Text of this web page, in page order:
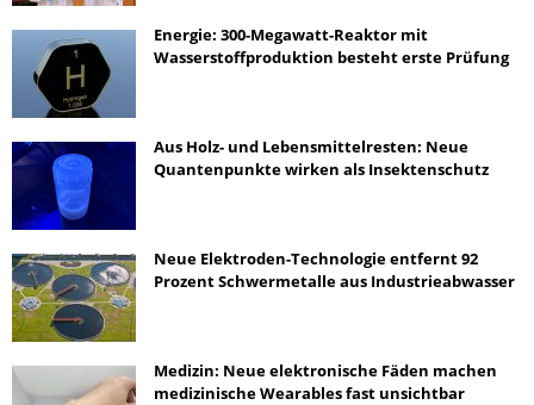
Energie: 300-Megawatt-Reaktor mit
Wasserstoffproduktion besteht erste Prüfung
Aus Holz- und Lebensmittelresten: Neue
Quantenpunkte wirken als Insektenschutz
Neue Elektroden-Technologie entfernt 92
Prozent Schwermetalle aus Industrieabwasser
Medizin: Neue elektronische Fäden machen
medizinische Wearables fast unsichtbar